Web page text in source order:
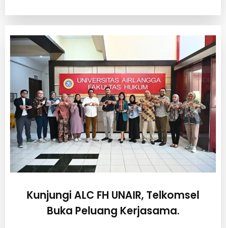
Kunjungi ALC FH UNAIR, Telkomsel
Buka Peluang Kerjasama.